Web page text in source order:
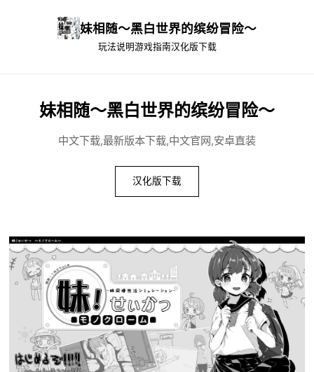
妹相随～黑白世界的缤纷冒险～
玩法说明游戏指南汉化版下载
妹相随～黑白世界的缤纷冒险～
中文下载,最新版本下载,中文官网,安卓直装
汉化版下载